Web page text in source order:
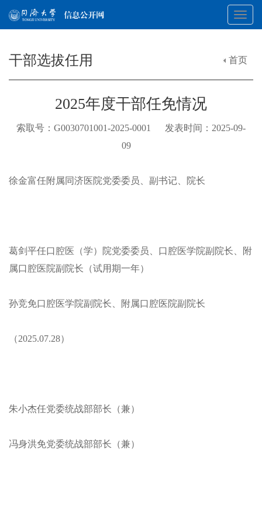
干部选拔任用 首页
2025年度干部任免情况
索取号：G0030701001-2025-0001 发表时间：2025-09-
09
徐金富任附属同济医院党委委员、副书记、院长
葛剑平任口腔医（学）院党委委员、口腔医学院副院长、附
属口腔医院副院长（试用期一年）
孙竞免口腔医学院副院长、附属口腔医院副院长
（2025.07.28）
朱小杰任党委统战部部长（兼）
冯身洪免党委统战部部长（兼）